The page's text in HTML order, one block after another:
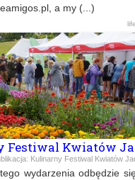
, a my (...)
Festiwal Kwiatów
Kulinarny Festiwal Kwiatów
wydarzenia odbędzie